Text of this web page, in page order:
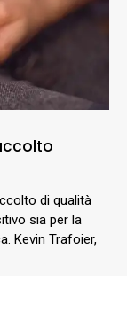
di qualità
sia per la
Kevin Trafoier,